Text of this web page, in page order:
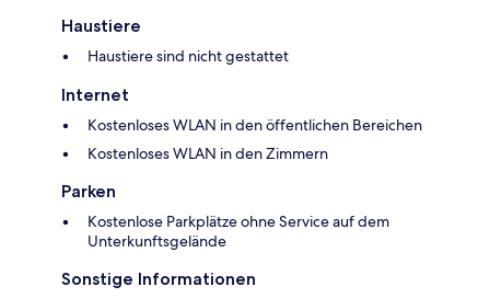
Haustiere
Haustiere sind nicht gestattet
Internet
Kostenloses WLAN in den öffentlichen Bereichen
Kostenloses WLAN in den Zimmern
Parken
Kostenlose Parkplätze ohne Service auf dem
Unterkunftsgelände
Sonstige Informationen